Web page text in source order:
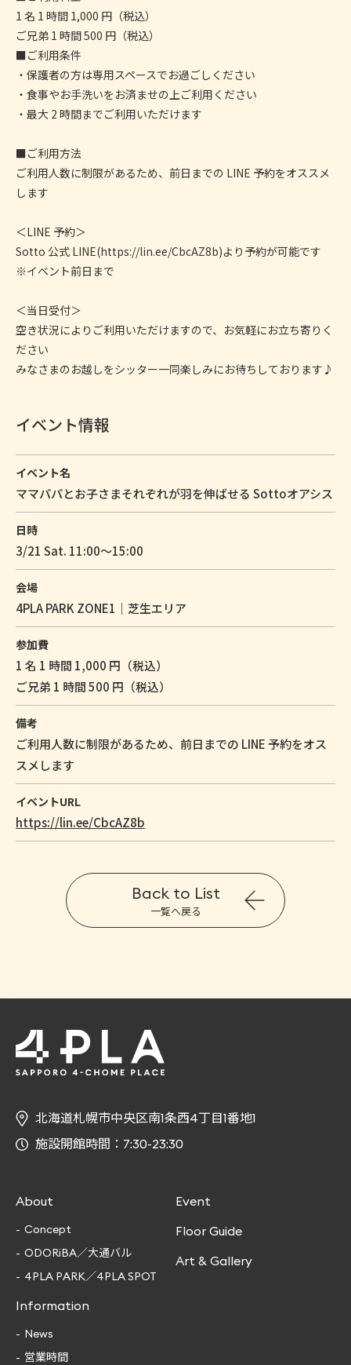
1 名 1 時間 1,000 円（税込）
ご兄弟 1 時間 500 円（税込）
■ご利用条件
・保護者の方は専用スペースでお過ごしください
・食事やお手洗いをお済ませの上ご利用ください
・最大 2 時間までご利用いただけます
■ご利用方法
ご利用人数に制限があるため、前日までの LINE 予約をオススメ
します
＜LINE 予約＞
Sotto 公式 LINE(https://lin.ee/CbcAZ8b)より予約が可能です
※イベント前日まで
＜当日受付＞
空き状況によりご利用いただけますので、お気軽にお立ち寄りく
ださい
みなさまのお越しをシッター一同楽しみにお待ちしております♪
イベント情報
イベント名
ママパパとお子さまそれぞれが羽を伸ばせる Sottoオアシス
日時
3/21 Sat. 11:00〜15:00
会場
4PLA PARK ZONE1｜芝生エリア
参加費
1 名 1 時間 1,000 円（税込）
ご兄弟 1 時間 500 円（税込）
備考
ご利用人数に制限があるため、前日までの LINE 予約をオス
スメします
イベントURL
https://lin.ee/CbcAZ8b
Back to List
一覧へ戻る
About
Concept
ODORiBA／大通バル
4PLA PARK／4PLA SPOT
Event
Floor Guide
Art & Gallery
Information
News
営業時間
北海道札幌市中央区南1条西4丁目1番地1
施設開館時間：7:30-23:30